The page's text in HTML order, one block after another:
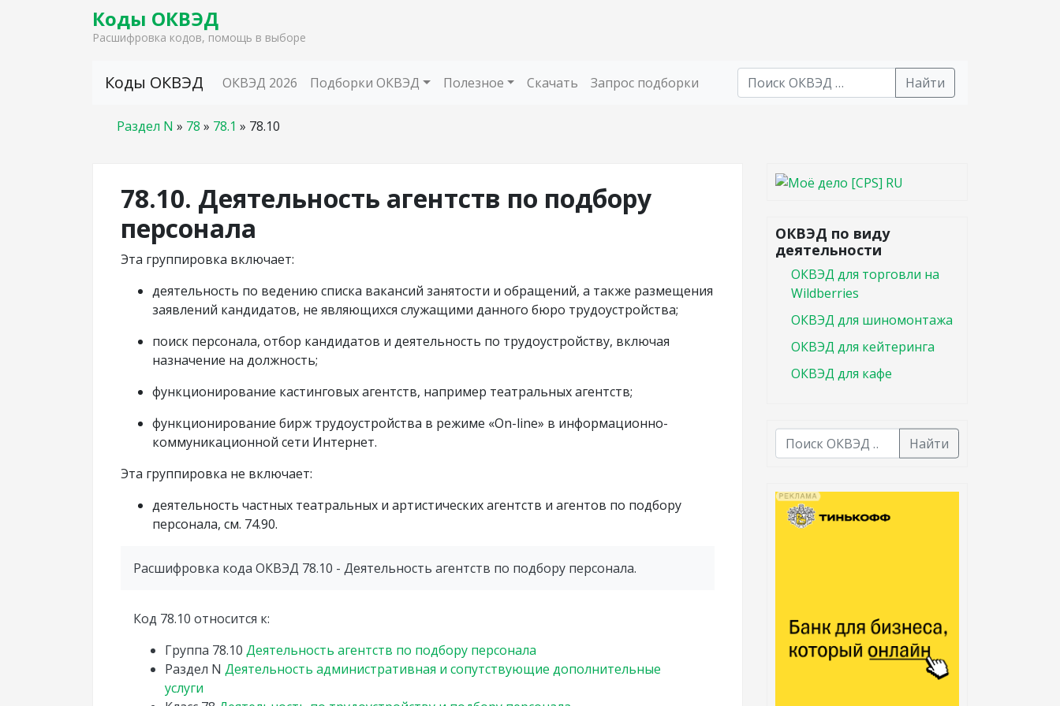
Коды ОКВЭД
Расшифровка кодов, помощь в выборе
Коды ОКВЭД ОКВЭД 2026 Подборки ОКВЭД Полезное Скачать Запрос подборки
Найти
Раздел N » 78 » 78.1 » 78.10
78.10. Деятельность агентств по подбору
персонала
Эта группировка включает:
деятельность по ведению списка вакансий занятости и обращений, а также размещения
заявлений кандидатов, не являющихся служащими данного бюро трудоустройства;
поиск персонала, отбор кандидатов и деятельность по трудоустройству, включая
назначение на должность;
функционирование кастинговых агентств, например театральных агентств;
функционирование бирж трудоустройства в режиме «On-line» в информационно-
коммуникационной сети Интернет.
Эта группировка не включает:
деятельность частных театральных и артистических агентств и агентов по подбору
персонала, см. 74.90.
Расшифровка кода ОКВЭД 78.10 - Деятельность агентств по подбору персонала.
Код 78.10 относится к:
Группа 78.10 Деятельность агентств по подбору персонала
Раздел N Деятельность административная и сопутствующие дополнительные
услуги
ОКВЭД по виду
деятельности
ОКВЭД для торговли на
Wildberries
ОКВЭД для шиномонтажа
ОКВЭД для кейтеринга
ОКВЭД для кафе
Найти
В списке найденных результатов